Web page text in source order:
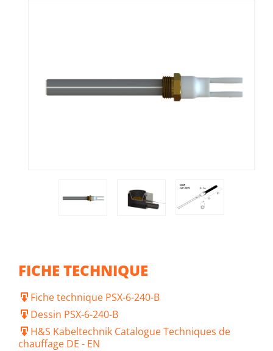
FICHE TECHNIQUE
Fiche technique PSX-6-240-B
Dessin PSX-6-240-B
H&S Kabeltechnik Catalogue Techniques de
chauffage DE - EN